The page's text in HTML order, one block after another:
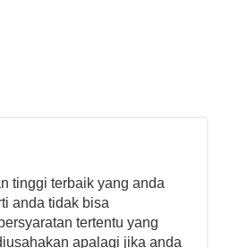
tinggi terbaik yang anda
anda tidak bisa
tertentu yang
apalagi jika anda